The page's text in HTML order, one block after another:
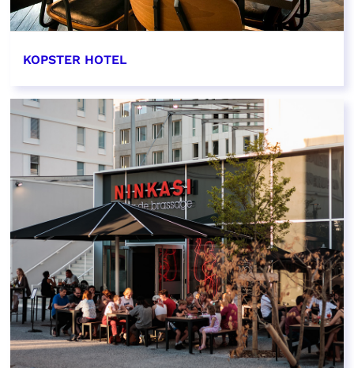
KOPSTER HOTEL
EN SAVOIR PLUS